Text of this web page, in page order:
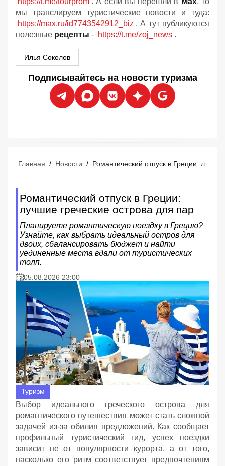
мы транслируем туристические новости и туда:
https://max.ru/id7743542912_biz . А тут публикуются
полезные рецепты - https://t.me/zoj_news .
Илья Соколов
Подписывайтесь на новости туризма
Главная / Новости / Романтический отпуск в Греции: лучшие греческие острова для пар
Романтический отпуск в Греции:
лучшие греческие острова для пар
Планируете романтическую поездку в Грецию?
Узнайте, как выбрать идеальный остров для
двоих, сбалансировать бюджет и найти
уединенные места вдали от туристических
толп.
05.08.2026 23:00
Туризм
Выбор идеального греческого острова для
романтического путешествия может стать сложной
задачей из-за обилия предложений. Как сообщает
профильный туристический гид, успех поездки
зависит не от популярности курорта, а от того,
насколько его ритм соответствует предпочтениям